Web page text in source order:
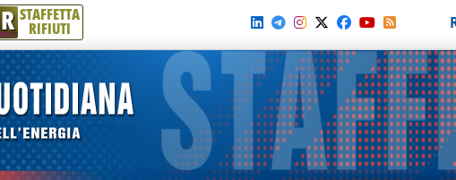
R STAFFETTA
RIFIUTI